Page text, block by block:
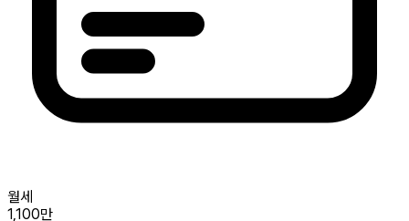
월세
1,100만